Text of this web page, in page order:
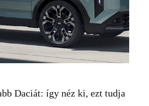
Daciát: így néz ki, ezt tudja